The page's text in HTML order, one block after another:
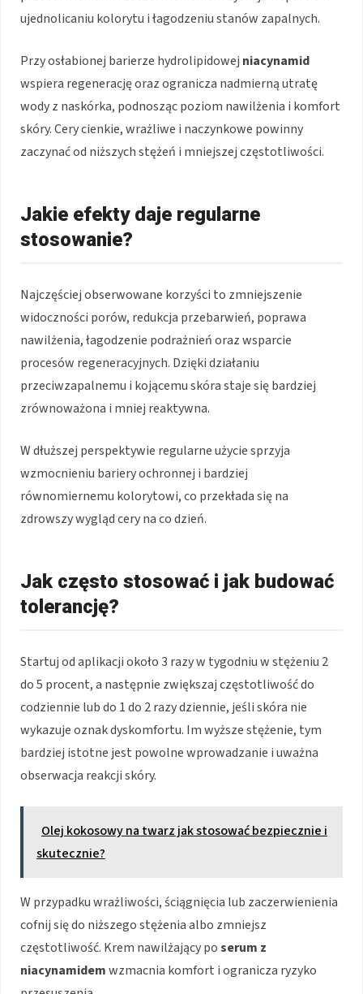
ujednolicaniu kolorytu i łagodzeniu stanów zapalnych.
Przy osłabionej barierze hydrolipidowej niacynamid
wspiera regenerację oraz ogranicza nadmierną utratę
wody z naskórka, podnosząc poziom nawilżenia i komfort
skóry. Cery cienkie, wrażliwe i naczynkowe powinny
zaczynać od niższych stężeń i mniejszej częstotliwości.
Jakie efekty daje regularne
stosowanie?
Najczęściej obserwowane korzyści to zmniejszenie
widoczności porów, redukcja przebarwień, poprawa
nawilżenia, łagodzenie podrażnień oraz wsparcie
procesów regeneracyjnych. Dzięki działaniu
przeciwzapalnemu i kojącemu skóra staje się bardziej
zrównoważona i mniej reaktywna.
W dłuższej perspektywie regularne użycie sprzyja
wzmocnieniu bariery ochronnej i bardziej
równomiernemu kolorytowi, co przekłada się na
zdrowszy wygląd cery na co dzień.
Jak często stosować i jak budować
tolerancję?
Startuj od aplikacji około 3 razy w tygodniu w stężeniu 2
do 5 procent, a następnie zwiększaj częstotliwość do
codziennie lub do 1 do 2 razy dziennie, jeśli skóra nie
wykazuje oznak dyskomfortu. Im wyższe stężenie, tym
bardziej istotne jest powolne wprowadzanie i uważna
obserwacja reakcji skóry.
Olej kokosowy na twarz jak stosować bezpiecznie i
skutecznie?
W przypadku wrażliwości, ściągnięcia lub zaczerwienienia
cofnij się do niższego stężenia albo zmniejsz
częstotliwość. Krem nawilżający poserum z
niacynamidemwzmacnia komfort i ogranicza ryzyko